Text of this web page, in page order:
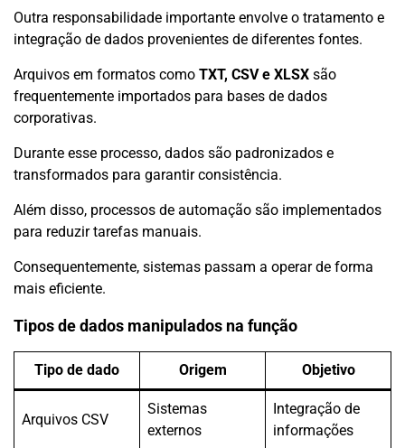
Outra responsabilidade importante envolve o tratamento e
integração de dados provenientes de diferentes fontes.
Arquivos em formatos como TXT, CSV e XLSX são
frequentemente importados para bases de dados
corporativas.
Durante esse processo, dados são padronizados e
transformados para garantir consistência.
Além disso, processos de automação são implementados
para reduzir tarefas manuais.
Consequentemente, sistemas passam a operar de forma
mais eficiente.
Tipos de dados manipulados na função
Tipo de dado Origem Objetivo
Arquivos CSV
Sistemas
externos
Integração de
informações